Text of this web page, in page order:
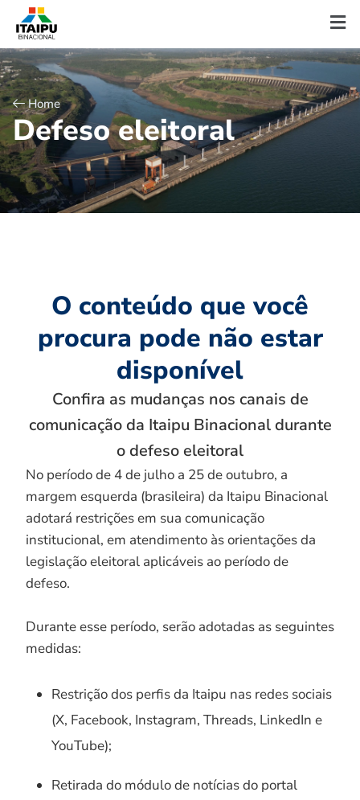
Home
Defeso eleitoral
O conteúdo que você
procura pode não estar
disponível
Confira as mudanças nos canais de
comunicação da Itaipu Binacional durante
o defeso eleitoral
No período de 4 de julho a 25 de outubro, a
margem esquerda (brasileira) da Itaipu Binacional
adotará restrições em sua comunicação
institucional, em atendimento às orientações da
legislação eleitoral aplicáveis ao período de
defeso.
Durante esse período, serão adotadas as seguintes
medidas:
Restrição dos perfis da Itaipu nas redes sociais
(X, Facebook, Instagram, Threads, LinkedIn e
YouTube);
Retirada do módulo de notícias do portal